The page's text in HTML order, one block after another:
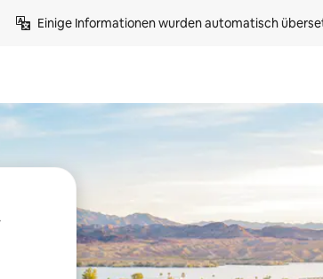
Einige Informationen wurden automatisch